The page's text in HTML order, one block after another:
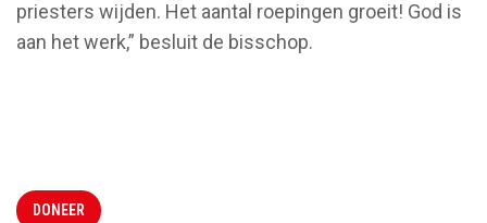
priesters wijden. Het aantal roepingen groeit! God is
aan het werk,” besluit de bisschop.
DONEER